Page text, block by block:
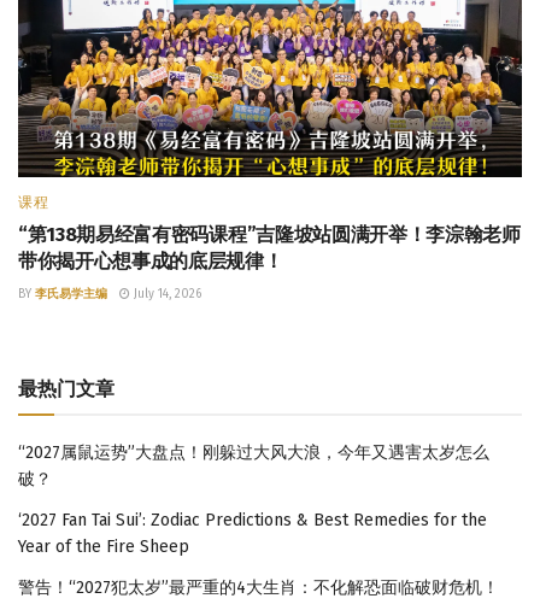
课程
“第138期易经富有密码课程”吉隆坡站圆满开举！李淙翰老师
带你揭开心想事成的底层规律！
BY 李氏易学主编 July 14, 2026
最热门文章
“2027属鼠运势”大盘点！刚躲过大风大浪，今年又遇害太岁怎么
破？
‘2027 Fan Tai Sui’: Zodiac Predictions & Best Remedies for the
Year of the Fire Sheep
警告！“2027犯太岁”最严重的4大生肖：不化解恐面临破财危机！